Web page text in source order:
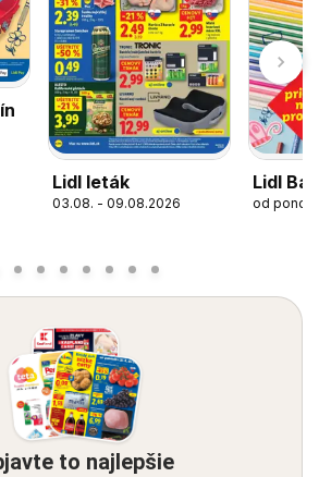
Lidl leták
03.08. - 09.08.2026
Lidl
od
to najlepšie